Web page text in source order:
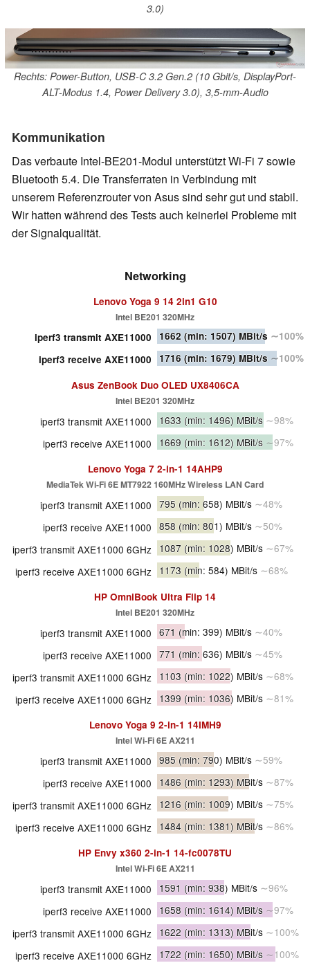
3.0)
Rechts: Power-Button, USB-C 3.2 Gen.2 (10 Gbit/s, DisplayPort-
ALT-Modus 1.4, Power Delivery 3.0), 3,5-mm-Audio
Kommunikation
Das verbaute Intel-BE201-Modul unterstützt Wi-Fi 7 sowie
Bluetooth 5.4. Die Transferraten in Verbindung mit
unserem Referenzrouter von Asus sind sehr gut und stabil.
Wir hatten während des Tests auch keinerlei Probleme mit
der Signalqualität.
Networking
Lenovo Yoga 9 14 2in1 G10
Intel BE201 320MHz
iperf3 transmit AXE11000 1662 (min: 1507) MBit/s ∼100%
iperf3 receive AXE11000
1716 (min: 1679) MBit/s ∼100%
Asus ZenBook Duo OLED UX8406CA
Intel BE201 320MHz
iperf3 transmit AXE11000 1633 (min: 1496) MBit/s ∼98%
iperf3 receive AXE11000
1669 (min: 1612) MBit/s ∼97%
Lenovo Yoga 7 2-in-1 14AHP9
MediaTek Wi-Fi 6E MT7922 160MHz Wireless LAN Card
iperf3 transmit AXE11000 795 (min: 658) MBit/s ∼48%
iperf3 receive AXE11000 858 (min: 801) MBit/s ∼50%
iperf3 transmit AXE11000 6GHz
1087 (min: 1028) MBit/s ∼67%
iperf3 receive AXE11000 6GHz
1173 (min: 584) MBit/s ∼68%
HP OmniBook Ultra Flip 14
Intel BE201 320MHz
iperf3 transmit AXE11000 671 (min: 399) MBit/s ∼40%
iperf3 receive AXE11000 771 (min: 636) MBit/s ∼45%
iperf3 transmit AXE11000 6GHz
1103 (min: 1022) MBit/s ∼68%
iperf3 receive AXE11000 6GHz
1399 (min: 1036) MBit/s ∼81%
Lenovo Yoga 9 2-in-1 14IMH9
Intel Wi-Fi 6E AX211
iperf3 transmit AXE11000 985 (min: 790) MBit/s ∼59%
iperf3 receive AXE11000
1486 (min: 1293) MBit/s ∼87%
iperf3 transmit AXE11000 6GHz
1216 (min: 1009) MBit/s ∼75%
iperf3 receive AXE11000 6GHz
1484 (min: 1381) MBit/s ∼86%
HP Envy x360 2-in-1 14-fc0078TU
Intel Wi-Fi 6E AX211
iperf3 transmit AXE11000 1591 (min: 938) MBit/s ∼96%
iperf3 receive AXE11000
1658 (min: 1614) MBit/s ∼97%
iperf3 transmit AXE11000 6GHz
1622 (min: 1313) MBit/s ∼100%
iperf3 receive AXE11000 6GHz
1722 (min: 1650) MBit/s ∼100%